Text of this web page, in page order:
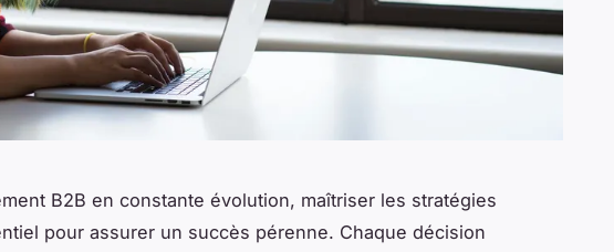
B2B en constante évolution, maîtriser les stratégies
pour assurer un succès pérenne. Chaque décision